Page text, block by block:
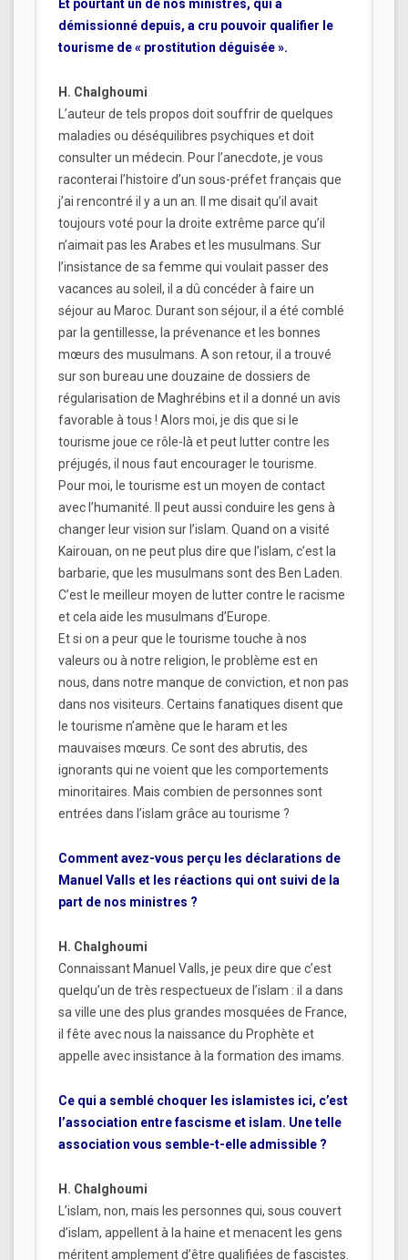
Et pourtant un de nos ministres, qui a
démissionné depuis, a cru pouvoir qualifier le
tourisme de « prostitution déguisée ».
H. Chalghoumi
L’auteur de tels propos doit souffrir de quelques
maladies ou déséquilibres psychiques et doit
consulter un médecin. Pour l’anecdote, je vous
raconterai l’histoire d’un sous-préfet français que
j’ai rencontré il y a un an. Il me disait qu’il avait
toujours voté pour la droite extrême parce qu’il
n’aimait pas les Arabes et les musulmans. Sur
l’insistance de sa femme qui voulait passer des
vacances au soleil, il a dû concéder à faire un
séjour au Maroc. Durant son séjour, il a été comblé
par la gentillesse, la prévenance et les bonnes
mœurs des musulmans. A son retour, il a trouvé
sur son bureau une douzaine de dossiers de
régularisation de Maghrébins et il a donné un avis
favorable à tous ! Alors moi, je dis que si le
tourisme joue ce rôle-là et peut lutter contre les
préjugés, il nous faut encourager le tourisme.
Pour moi, le tourisme est un moyen de contact
avec l’humanité. Il peut aussi conduire les gens à
changer leur vision sur l’islam. Quand on a visité
Kairouan, on ne peut plus dire que l’islam, c’est la
barbarie, que les musulmans sont des Ben Laden.
C’est le meilleur moyen de lutter contre le racisme
et cela aide les musulmans d’Europe.
Et si on a peur que le tourisme touche à nos
valeurs ou à notre religion, le problème est en
nous, dans notre manque de conviction, et non pas
dans nos visiteurs. Certains fanatiques disent que
le tourisme n’amène que le haram et les
mauvaises mœurs. Ce sont des abrutis, des
ignorants qui ne voient que les comportements
minoritaires. Mais combien de personnes sont
entrées dans l’islam grâce au tourisme ?
Comment avez-vous perçu les déclarations de
Manuel Valls et les réactions qui ont suivi de la
part de nos ministres ?
H. Chalghoumi
Connaissant Manuel Valls, je peux dire que c’est
quelqu’un de très respectueux de l’islam : il a dans
sa ville une des plus grandes mosquées de France,
il fête avec nous la naissance du Prophète et
appelle avec insistance à la formation des imams.
Ce qui a semblé choquer les islamistes ici, c’est
l’association entre fascisme et islam. Une telle
association vous semble-t-elle admissible ?
H. Chalghoumi
L’islam, non, mais les personnes qui, sous couvert
d’islam, appellent à la haine et menacent les gens
méritent amplement d’être qualifiées de fascistes.